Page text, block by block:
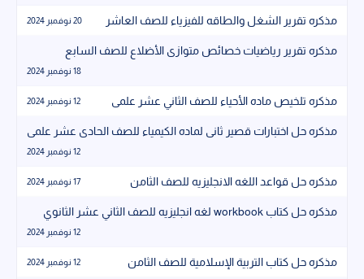
مذكره تقرير الشغل والطاقه للفيزياء للصف العاشر 20 نوفمبر 2024
مذكره تقرير رياضيات خصائص متوازى الأضلاع للصف السابع
18 نوفمبر 2024
مذكره تلخيص ماده الأحياء للصف الثاني عشر علمى 12 نوفمبر 2024
مذكره حل اختبارات قصير ثانى لماده الكيمياء للصف الحادى عشر علمى
12 نوفمبر 2024
مذكره حل قواعد اللغه الانجليزيه للصف الثامن 17 نوفمبر 2024
مذكره حل كتاب workbook لغه انجليزيه للصف الثاني عشر الثانوي
12 نوفمبر 2024
مذكره حل كتاب التربية الإسلامية للصف الثامن 12 نوفمبر 2024